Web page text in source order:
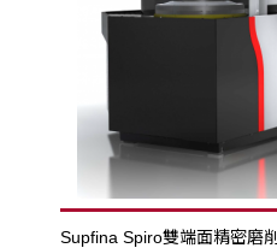
Supfina Spiro雙端面精密磨削